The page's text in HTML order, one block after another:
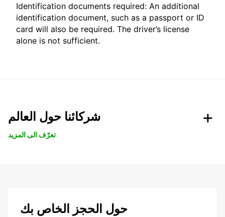
Identification documents required: An additional
identification document, such as a passport or ID
card will also be required. The driver’s license
alone is not sufficient.
شركائنا حول العالم
تعرّف الى المزيد
حول الحجز الخاص بك